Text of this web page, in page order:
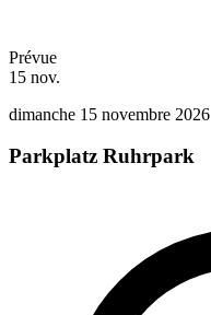
Prévue
15 nov.
dimanche 15 novembre 2026
Parkplatz Ruhrpark